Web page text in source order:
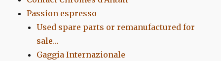
Passion espresso
Used spare parts or remanufactured for
sale…
Gaggia Internazionale